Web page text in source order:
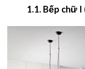
1.1. Bếp chữ